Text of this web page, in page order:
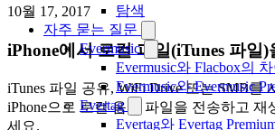
탐색
자주 묻는 질문
Evermusic
Evermusic와 Flacbox의
Evermusic와 Evermusic
Evertag
Evertag와 Evertag
10월 17, 2017
iPhone에서 로컬 파일(iTunes 파일)
iTunes 파일 공유, WiFi Drive 또는 SMB를
iPhone으로 로컬 음악 파일을 전송하고 재
세요.